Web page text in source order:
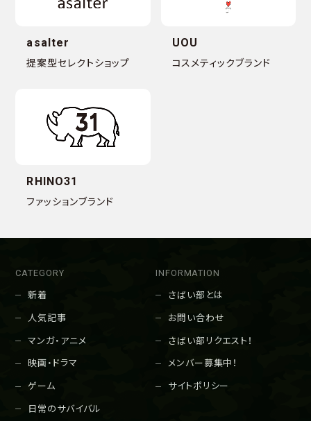
asalter
提案型セレクトショップ
UOU
コスメティックブランド
RHINO31
ファッションブランド
CATEGORY
新着
人気記事
マンガ・アニメ
映画・ドラマ
ゲーム
日常のサバイバル
INFORMATION
さばい部とは
お問い合わせ
さばい部リクエスト！
メンバー募集中！
サイトポリシー